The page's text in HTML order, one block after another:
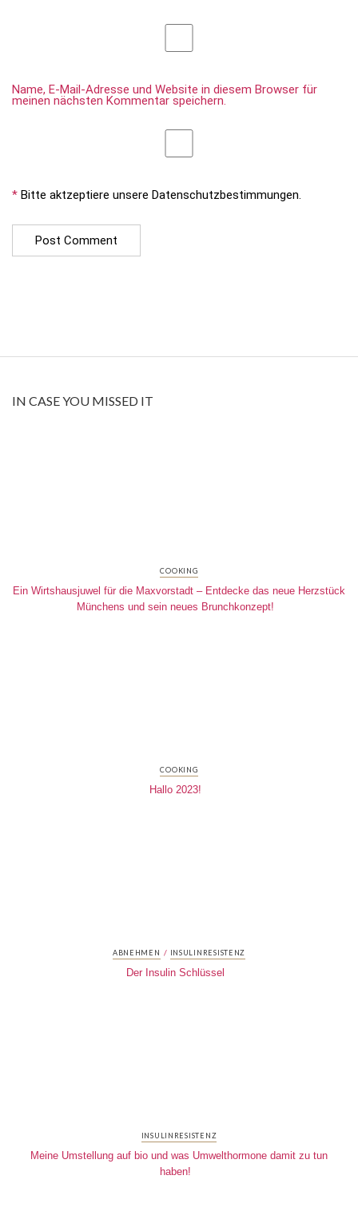
Name, E-Mail-Adresse und Website in diesem Browser für
meinen nächsten Kommentar speichern.
* Bitte aktzeptiere unsere Datenschutzbestimmungen.
IN CASE YOU MISSED IT
COOKING
Ein Wirtshausjuwel für die Maxvorstadt – Entdecke das neue Herzstück
Münchens und sein neues Brunchkonzept!
COOKING
Hallo 2023!
ABNEHMEN / INSULINRESISTENZ
Der Insulin Schlüssel
INSULINRESISTENZ
Meine Umstellung auf bio und was Umwelthormone damit zu tun
haben!